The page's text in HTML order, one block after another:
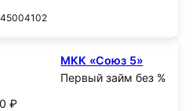
МКК «Союз 5»
Первый займ без %
₽